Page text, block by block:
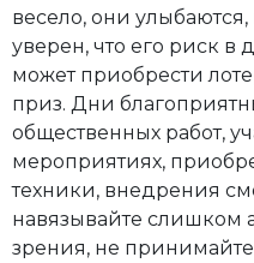
весело, они
уверен, что его риск в
может приобрести
приз. Дни
общественных работ,
мероприятиях,
техники, внедрения
навязывайте слишком
зрения, не принимайте